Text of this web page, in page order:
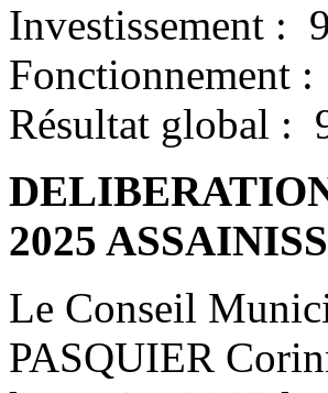
Investissement :
Fonctionnement
Résultat global :
2025
Le Conseil
PASQUIER